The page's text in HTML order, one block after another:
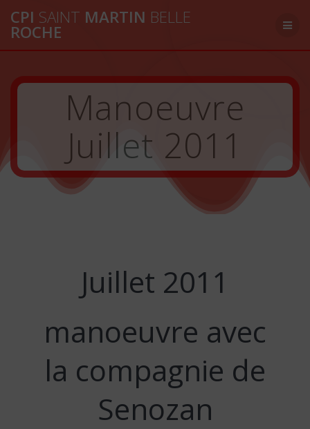
au
CPI SAINT MARTIN BELLE
ROCHE
Manoeuvre
Juillet 2011
Juillet 2011
manoeuvre avec
la compagnie de
Senozan